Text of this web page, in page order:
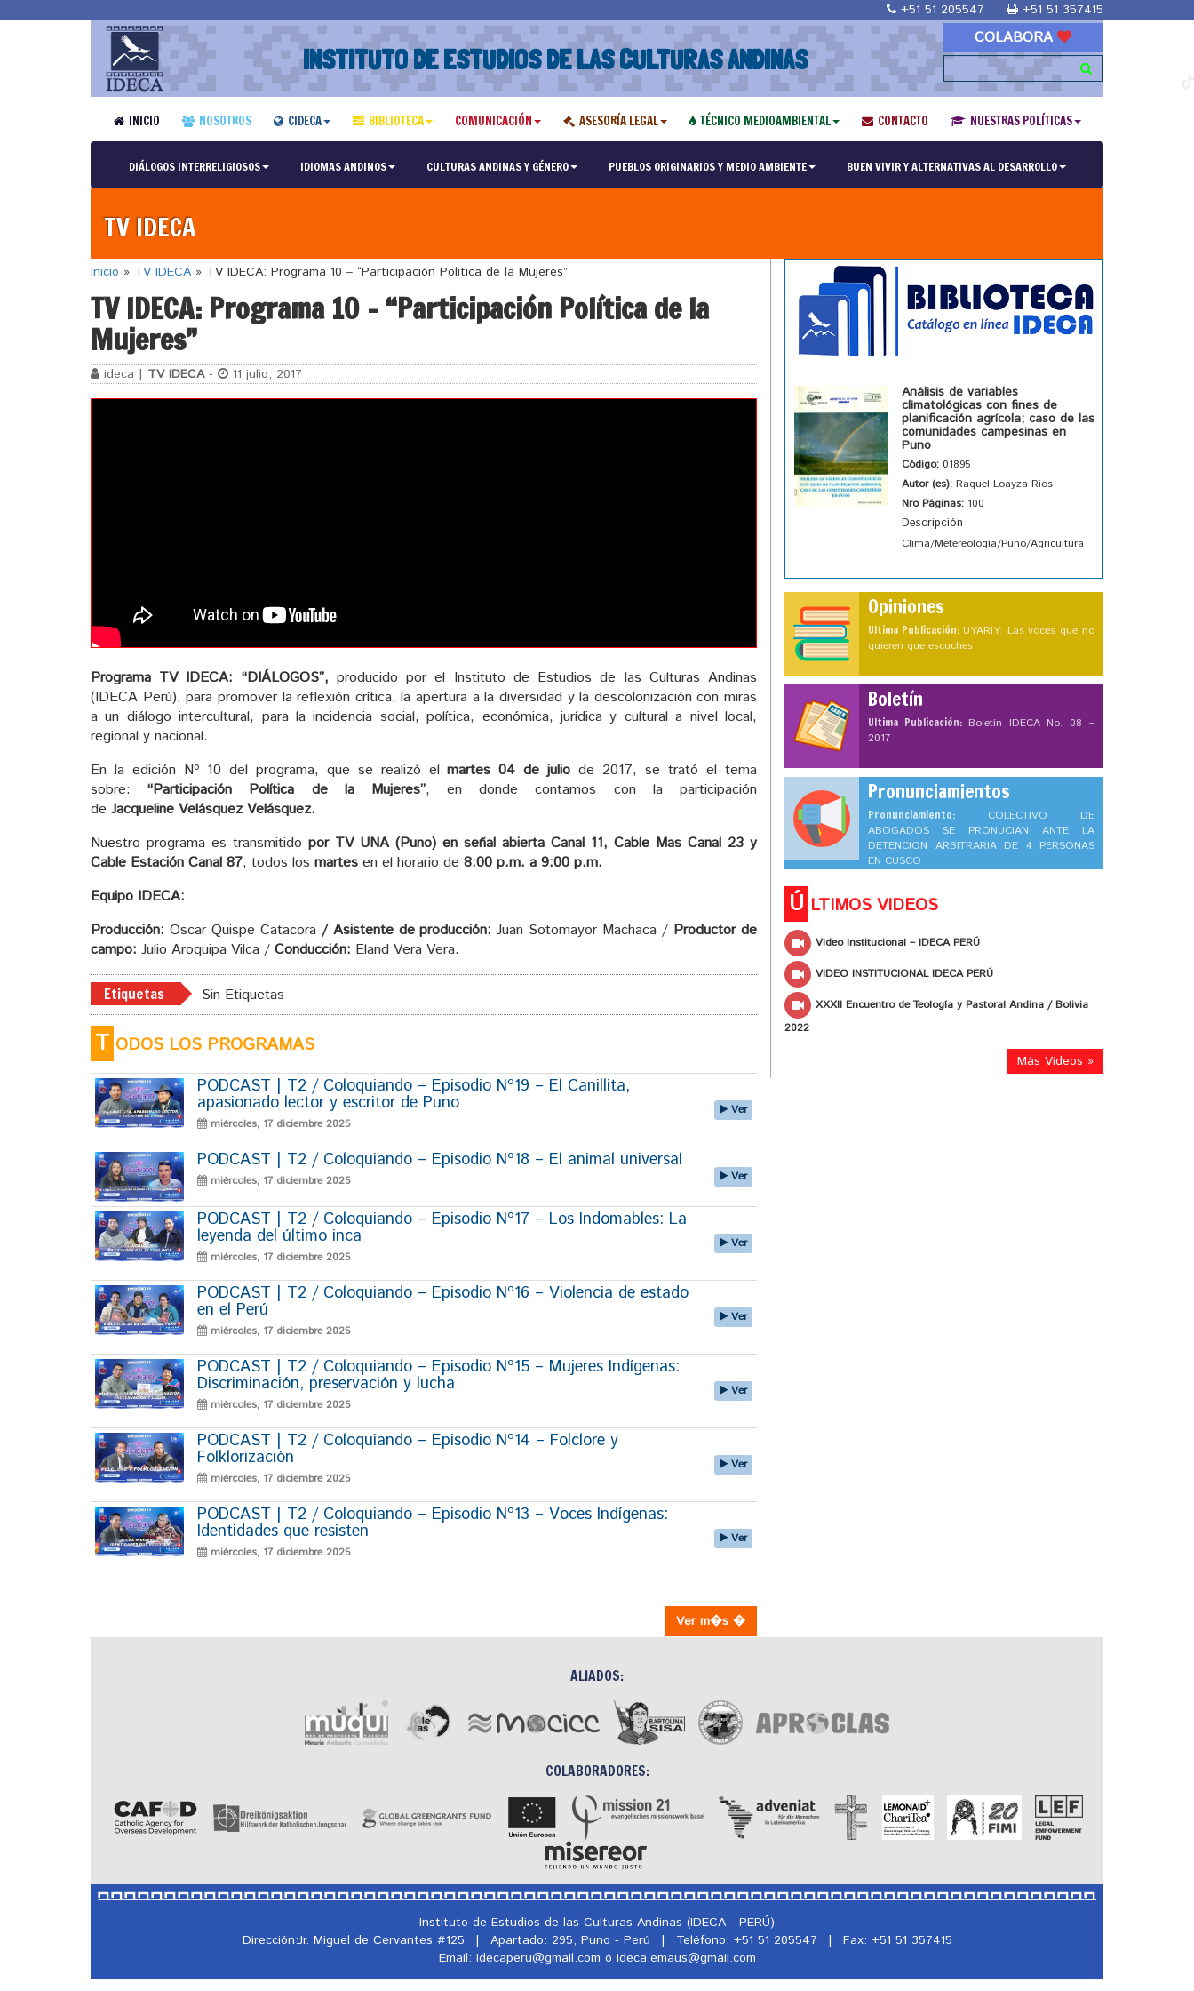
+51 51 205547 +51 51 357415
INSTITUTO DE ESTUDIOS DE LAS CULTURAS ANDINAS
COLABORA
INICIO NOSOTROS CIDECA BIBLIOTECA COMUNICACIÓN ASESORÍA LEGAL TÉCNICO MEDIOAMBIENTAL CONTACTO NUESTRAS POLÍTICAS
DIÁLOGOS INTERRELIGIOSOS IDIOMAS ANDINOS CULTURAS ANDINAS Y GÉNERO PUEBLOS ORIGINARIOS Y MEDIO AMBIENTE BUEN VIVIR Y ALTERNATIVAS AL DESARROLLO
TV IDECA
Inicio » TV IDECA » TV IDECA: Programa 10 – “Participación Política de la Mujeres”
TV IDECA: Programa 10 – “Participación Política de la
Mujeres”
ideca | TV IDECA- 11 julio, 2017
Programa TV IDECA: “DIÁLOGOS”, producido por el Instituto de Estudios de las Culturas Andinas
(IDECA Perú), para promover la reflexión crítica, la apertura a la diversidad y la descolonización con miras
a un diálogo intercultural, para la incidencia social, política, económica, jurídica y cultural a nivel local,
regional y nacional.
En la edición Nº 10 del programa, que se realizó elmartes 04 de juliode 2017, se trató el tema
sobre:“Participación Política de la Mujeres”, en donde contamos con la participación
de Jacqueline Velásquez Velásquez.
Nuestro programa es transmitido por TV UNA (Puno) en señal abierta Canal 11, Cable Mas Canal 23 y
Cable Estación Canal 87, todos los martes en el horario de 8:00 p.m. a 9:00 p.m.
Equipo IDECA:
Producción: Oscar Quispe Catacora/ Asistente de producción: Juan Sotomayor Machaca / Productor de
campo: Julio Aroquipa Vilca / Conducción: Eland Vera Vera.
Etiquetas Sin Etiquetas
T ODOS LOS PROGRAMAS
PODCAST | T2 / Coloquiando – Episodio Nº19 – El Canillita,
apasionado lector y escritor de Puno
miércoles, 17 diciembre 2025
Ver
PODCAST | T2 / Coloquiando – Episodio Nº18 – El animal universal
miércoles, 17 diciembre 2025 Ver
PODCAST | T2 / Coloquiando – Episodio Nº17 – Los Indomables: La
leyenda del último inca
miércoles, 17 diciembre 2025
Ver
PODCAST | T2 / Coloquiando – Episodio Nº16 – Violencia de estado
en el Perú
miércoles, 17 diciembre 2025
Ver
PODCAST | T2 / Coloquiando – Episodio Nº15 – Mujeres Indígenas:
Discriminación, preservación y lucha
miércoles, 17 diciembre 2025
Ver
PODCAST | T2 / Coloquiando – Episodio Nº14 – Folclore y
Folklorización
miércoles, 17 diciembre 2025
Ver
PODCAST | T2 / Coloquiando – Episodio Nº13 – Voces Indígenas:
Identidades que resisten
miércoles, 17 diciembre 2025
Ver
Ver m�s �
Análisis de variables
climatológicas con fines de
planificación agrícola; caso de las
comunidades campesinas en
Puno
Código: 01895
Autor (es): Raquel Loayza Rios
Nro Páginas: 100
Descripción
Clima/Metereología/Puno/Agricultura
Opiniones
Ultima Publicación: UYARIY: Las voces que no
quieren que escuches
Boletín
Ultima Publicación: Boletín IDECA No. 08 –
2017
Pronunciamientos
Pronunciamiento: COLECTIVO DE
ABOGADOS SE PRONUCIAN ANTE LA
DETENCION ARBITRARIA DE 4 PERSONAS
EN CUSCO
Ú LTIMOS VIDEOS
Video Institucional – IDECA PERÚ
VIDEO INSTITUCIONAL IDECA PERÚ
XXXII Encuentro de Teología y Pastoral Andina / Bolivia
2022
Más Videos »
ALIADOS:
COLABORADORES:
Instituto de Estudios de las Culturas Andinas (IDECA - PERÚ)
Dirección:Jr. Miguel de Cervantes #125
| Apartado: 295, Puno - Perú | Teléfono: +51 51 205547 |
Fax: +51 51 357415
Email: idecaperu@gmail.com ó ideca.emaus@gmail.com